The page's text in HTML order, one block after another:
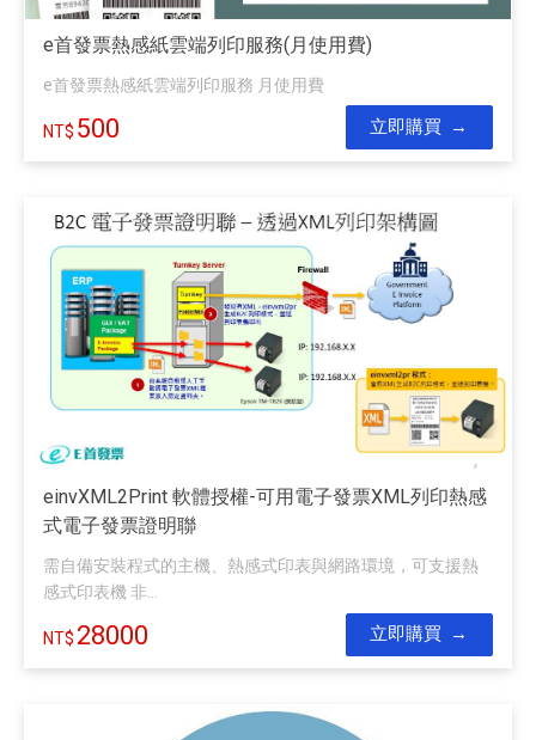
e首發票熱感紙雲端列印服務(月使用費)
e首發票熱感紙雲端列印服務 月使用費
500 立即購買
einvXML2Print 軟體授權-可用電子發票XML列印熱感
式電子發票證明聯
需自備安裝程式的主機、熱感式印表與網路環境，可支援熱
感式印表機 非...
28000 立即購買